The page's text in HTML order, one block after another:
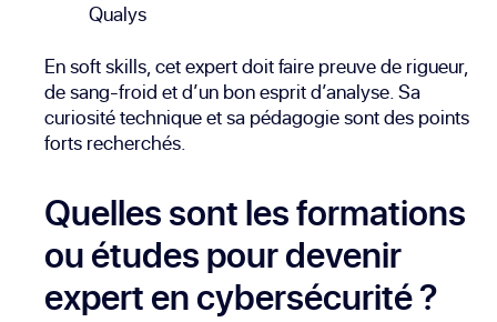
Qualys
En soft skills, cet expert doit faire preuve de rigueur,
de sang-froid et d’un bon esprit d’analyse. Sa
curiosité technique et sa pédagogie sont des points
forts recherchés.
Quelles sont les formations
ou études pour devenir
expert en cybersécurité ?